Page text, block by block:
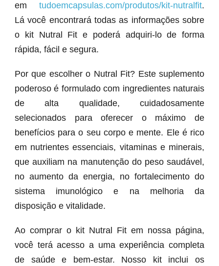
em tudoemcapsulas.com/produtos/kit-nutralfit.
Lá você encontrará todas as informações sobre
o kit Nutral Fit e poderá adquiri-lo de forma
rápida, fácil e segura.
Por que escolher o Nutral Fit? Este suplemento
poderoso é formulado com ingredientes naturais
de alta qualidade, cuidadosamente
selecionados para oferecer o máximo de
benefícios para o seu corpo e mente. Ele é rico
em nutrientes essenciais, vitaminas e minerais,
que auxiliam na manutenção do peso saudável,
no aumento da energia, no fortalecimento do
sistema imunológico e na melhoria da
disposição e vitalidade.
Ao comprar o kit Nutral Fit em nossa página,
você terá acesso a uma experiência completa
de saúde e bem-estar. Nosso kit inclui os